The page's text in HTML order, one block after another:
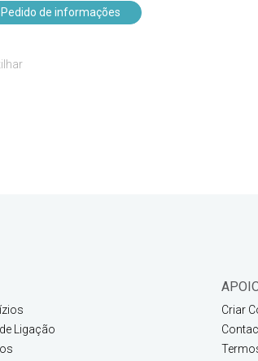
Pedido de informações
Ligação
Criar